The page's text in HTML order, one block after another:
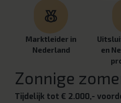
Marktleider in
Nederland
en
Zonnige
Tijdelijk tot € 2.000,-